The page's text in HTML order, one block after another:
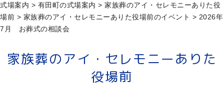
式場案内 > 有田町の式場案内 > 家族葬のアイ・セレモニーありた役
場前 > 家族葬のアイ・セレモニーありた役場前のイベント > 2026年
7月 お葬式の相談会
家族葬のアイ・セレモニーありた
役場前